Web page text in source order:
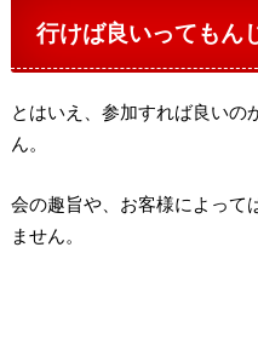
行けば良いってもん
とはいえ、参加すれば良いの
ん。
会の趣旨や、お客様によって
ません。